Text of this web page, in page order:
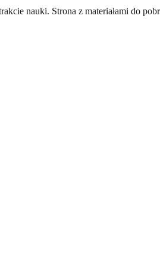
nauki. Strona z materiałami do